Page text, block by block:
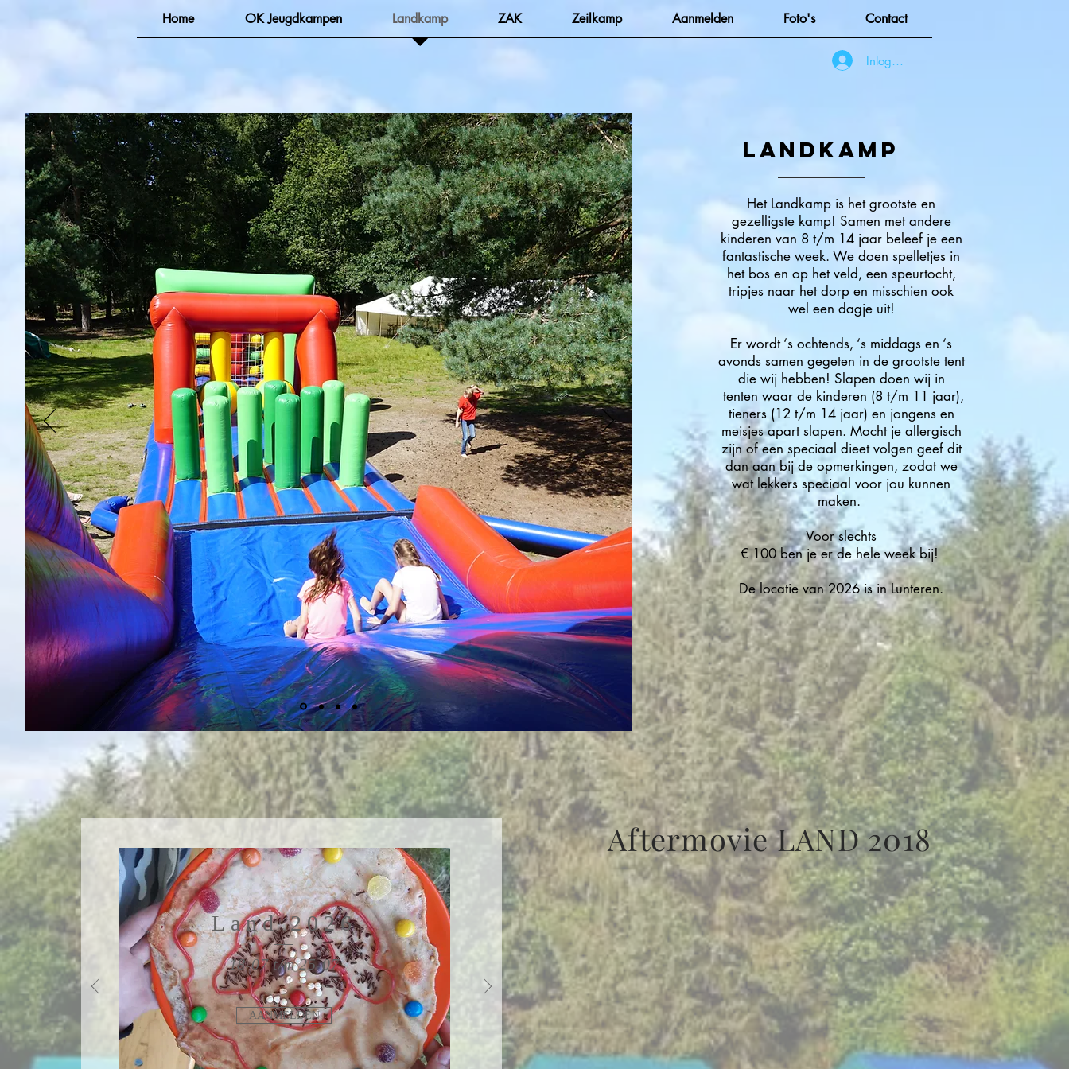
Home OK Jeugdkampen Landkamp ZAK Zeilkamp Aanmelden Foto's Contact
Inloggen
Landkamp
Het Landkamp is het grootste en
gezelligste kamp! Samen met andere
kinderen van 8 t/m 14 jaar beleef je een
fantastische week. We doen spelletjes in
het bos en op het veld, een speurtocht,
tripjes naar het dorp en misschien ook
wel een dagje uit!
Er wordt ‘s ochtends, ‘s middags en ‘s
avonds samen gegeten in de grootste tent
die wij hebben! Slapen doen wij in
tenten waar de kinderen (8 t/m 11 jaar),
tieners (12 t/m 14 jaar) en jongens en
meisjes apart slapen. Mocht je allergisch
zijn of een speciaal dieet volgen geef dit
dan aan bij de opmerkingen, zodat we
wat lekkers speciaal voor jou kunnen
maken.
Voor slechts
€ 100 ben je er de hele week bij!
De locatie van 2026 is in Lunteren.
Aftermovie LAND 2018
Land 2026
18-07 t/m 25-07
AANMELDEN